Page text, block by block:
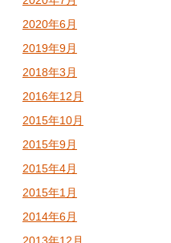
2020年6月
2019年9月
2018年3月
2016年12月
2015年10月
2015年9月
2015年4月
2015年1月
2014年6月